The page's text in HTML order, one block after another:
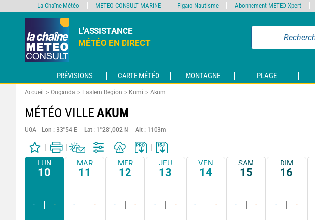
L'ASSISTANCE
MÉTÉO EN DIRECT
PRÉVISIONS CARTE MÉTÉO MONTAGNE PLAGE
Accueil Ouganda Eastern Region Kumi Akum
MÉTÉO VILLE AKUM
UGA Lon : 33°54 E Lat : 1°28’,002 N Alt : 1103m
LUN
10
- -
MAR
11
- -
MER
12
- -
JEU
13
- -
VEN
14
- -
SAM
15
- -
DIM
16
- -
La Chaîne Météo METEO CONSULT MARINE Figaro Nautisme Abonnement METEO Xpert